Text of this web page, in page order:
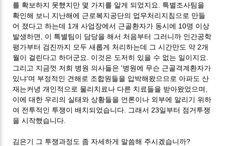
를 확보하지 못했지만 몇 가지를 알게 되었지요. 특별조사팀을
확인해 보니 지난해에 근로복지공단의 업무처리지침으로 만들
어 졌다고 하는데 1개 사업장에서 근골환자가 동시에 10명 이상
발생하면, 이 특별팀이 담당을 해서 처음부터 그러니까 인간공학
평가부터 검진까지 모두 새롭게 처리하는데 그 시간만도 약 2개
월이 걸린다고 하더군요. 이것은 도저히 있을 수 없는 일이지요.
그리고 지금껏 저희 병원 의사들은 '병원에 무슨 근골격계환자가
있냐'며 부정적인 견해로 조합원들을 압박해왔으므로 아파도 산
재는커녕 개인적으로 물리치료나 다른 치료들을 받아왔었으며,
이에 대한 우리의 실태와 상황들을 언론이나 외부에 알리기 위하
여 전투적인 투쟁이 배치되었습니다. 그래서 23일부터 점거투쟁
을 시작했습니다.
김은기 그 투쟁과정도 좀 자세하게 말씀해 주시겠습니까?